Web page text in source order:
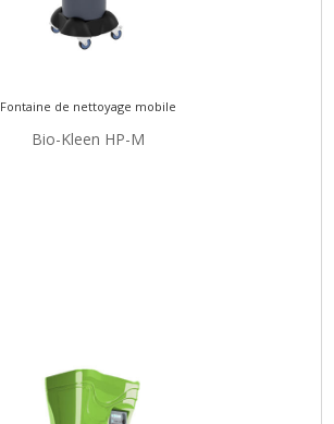
Fontaine de nettoyage mobile
Bio-Kleen HP-M